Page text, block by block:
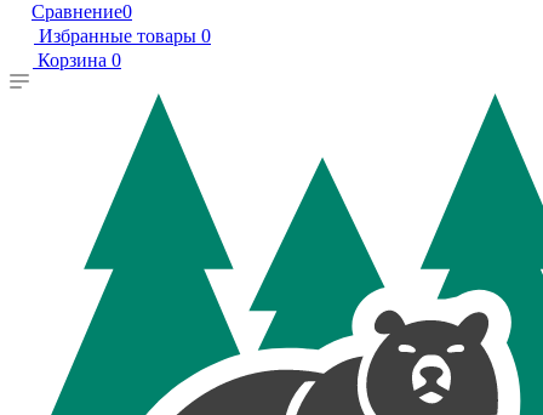
Сравнение0
Избранные товары 0
Корзина 0